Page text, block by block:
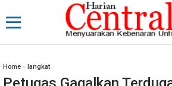
Home » langkat